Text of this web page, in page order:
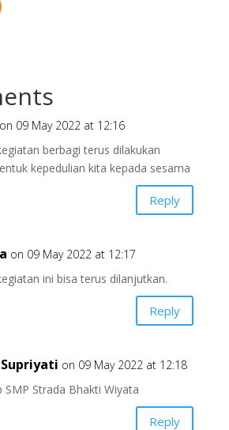
on 09 May 2022 at 12:16
berbagi terus dilakukan
kepedulian kita kepada sesama
Reply
on 09 May 2022 at 12:17
ini bisa terus dilanjutkan.
Reply
on 09 May 2022 at 12:18
SMP Strada Bhakti Wiyata
Reply